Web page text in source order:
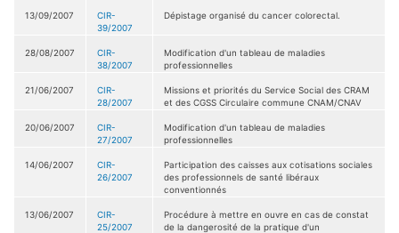
13/09/2007
CIR-
39/2007
Dépistage organisé du cancer colorectal.
28/08/2007
CIR-
38/2007
Modification d'un tableau de maladies
professionnelles
21/06/2007
CIR-
28/2007
Missions et priorités du Service Social des CRAM
et des CGSS Circulaire commune CNAM/CNAV
20/06/2007
CIR-
27/2007
Modification d'un tableau de maladies
professionnelles
14/06/2007
CIR-
26/2007
Participation des caisses aux cotisations sociales
des professionnels de santé libéraux
conventionnés
13/06/2007
CIR-
25/2007
Procédure à mettre en ouvre en cas de constat
de la dangerosité de la pratique d'un